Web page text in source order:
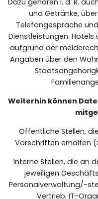
Dazu gehören i. d. R.
und Getränke,
Telefongespräche
Dienstleistungen.
aufgrund der
Angaben über den
Weiterhin können
Öffentliche Stellen,
Vorschriften erhalten
Interne Stellen, die an
jeweiligen
Personalverwaltung/-
Vertrieb, IT-